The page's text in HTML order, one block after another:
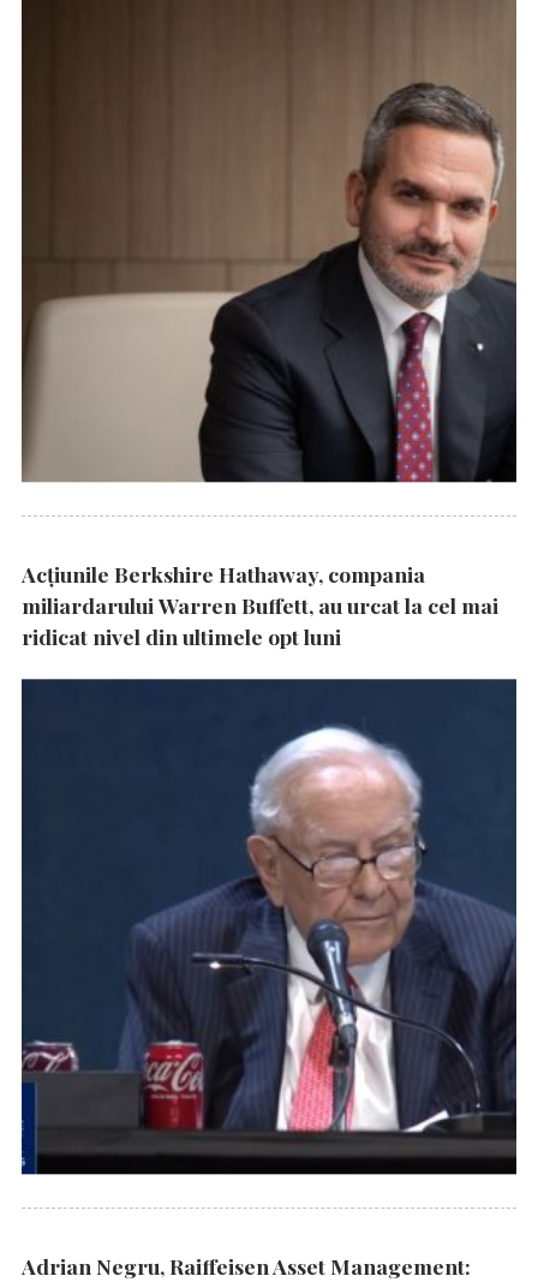
Acțiunile Berkshire Hathaway, compania
miliardarului Warren Buffett, au urcat la cel mai
ridicat nivel din ultimele opt luni
Adrian Negru, Raiffeisen Asset Management: